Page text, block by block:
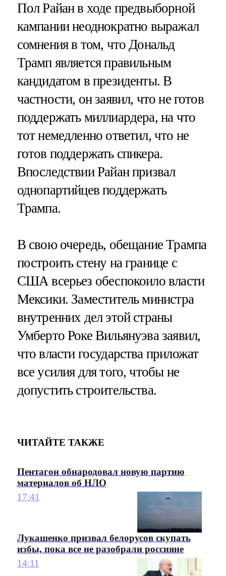
Пол Райан в ходе предвыборной
кампании неоднократно выражал
сомнения в том, что Дональд
Трамп является правильным
кандидатом в президенты. В
частности, он заявил, что не готов
поддержать миллиардера, на что
тот немедленно ответил, что не
готов поддержать спикера.
Впоследствии Райан призвал
однопартийцев поддержать
Трампа.
В свою очередь, обещание Трампа
построить стену на границе с
США всерьез обеспокоило власти
Мексики. Заместитель министра
внутренних дел этой страны
Умберто Роке Вильянуэва заявил,
что власти государства приложат
все усилия для того, чтобы не
допустить строительства.
ЧИТАЙТЕ ТАКЖЕ
Пентагон обнародовал новую партию
материалов об НЛО
17:41
Лукашенко призвал белорусов скупать
избы, пока все не разобрали россияне
14:11